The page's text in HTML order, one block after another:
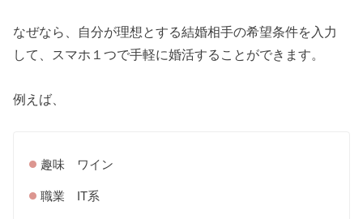
なぜなら、自分が理想とする結婚相手の希望条件を入力
して、スマホ１つで手軽に婚活することができます。
例えば、
趣味 ワイン
職業 IT系